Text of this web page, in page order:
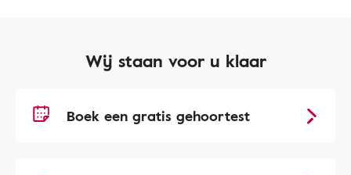
Wij staan voor u klaar
Boek een gratis gehoortest